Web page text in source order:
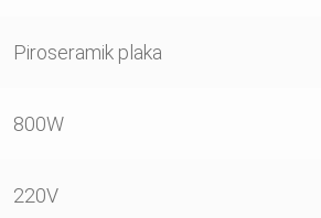
Piroseramik plaka
800W
220V